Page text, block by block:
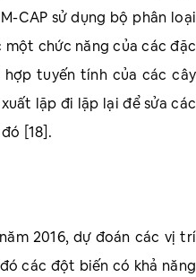
CAP sử dụng bộ phân loại
chức năng của các đặc
tuyến tính của các cây
lặp đi lặp lại để sửa các
[18].
2016, dự đoán các vị trí
các đột biến có khả năng